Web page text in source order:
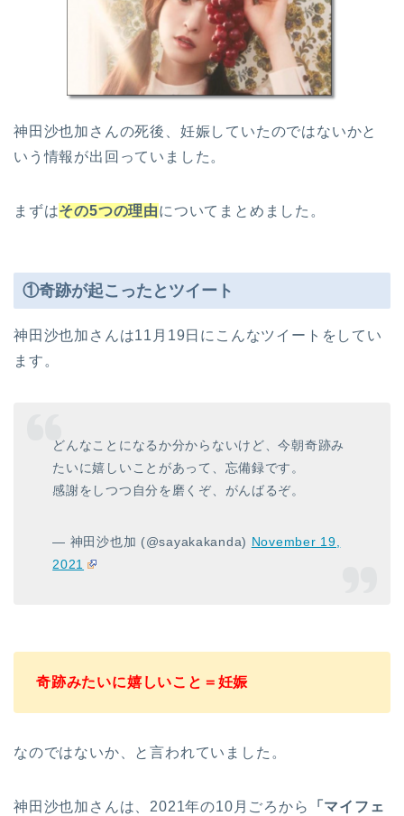
神田沙也加さんの死後、妊娠していたのではないかと
いう情報が出回っていました。
まずはその5つの理由についてまとめました。
①奇跡が起こったとツイート
神田沙也加さんは11月19日にこんなツイートをしてい
ます。
どんなことになるか分からないけど、今朝奇跡み
たいに嬉しいことがあって、忘備録です。
感謝をしつつ自分を磨くぞ、がんばるぞ。
— 神田沙也加 (@sayakakanda) November 19,
2021
奇跡みたいに嬉しいこと＝妊娠
なのではないか、と言われていました。
神田沙也加さんは、2021年の10月ごろから
「マイフェ